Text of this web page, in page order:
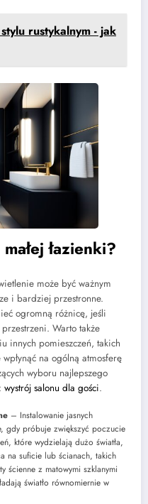
rustykalnym - jak
łazienki?
może być ważnym
i bardziej przestronne.
ogromną różnicę, jeśli
Warto także
innych pomieszczeń, takich
na ogólną atmosferę
wyboru najlepszego
wystrój salonu dla gości.
– Instalowanie jasnych
gdy próbuje zwiększyć poczucie
które wydzielają dużo światła,
na suficie lub ścianach, takich
ścienne z matowymi szklanymi
światło równomiernie w